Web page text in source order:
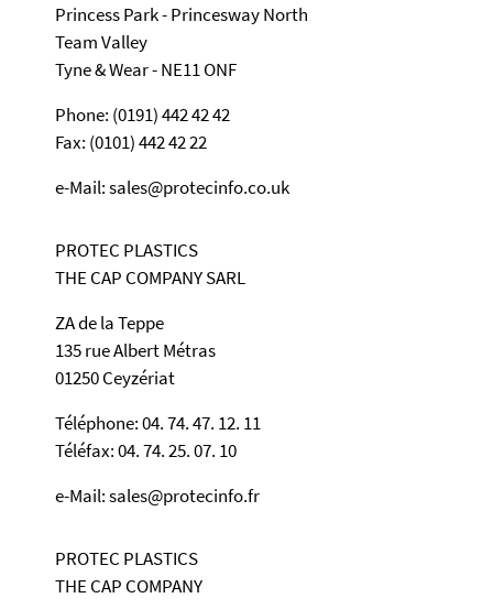
Princess Park - Princesway North
Team Valley
Tyne & Wear - NE11 ONF
Phone: (0191) 442 42 42
Fax: (0101) 442 42 22
e-Mail: sales@protecinfo.co.uk
PROTEC PLASTICS
THE CAP COMPANY SARL
ZA de la Teppe
135 rue Albert Métras
01250 Ceyzériat
Téléphone: 04. 74. 47. 12. 11
Téléfax: 04. 74. 25. 07. 10
e-Mail: sales@protecinfo.fr
PROTEC PLASTICS
THE CAP COMPANY